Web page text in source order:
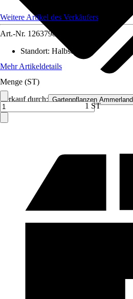
Verkauf durch: Gartenpflanzen Ammerland
Weitere Artikel des Verkäufers
Art.-Nr. 12637985
Standort: Halbschatten
Mehr Artikeldetails
Menge (ST)
1 ST